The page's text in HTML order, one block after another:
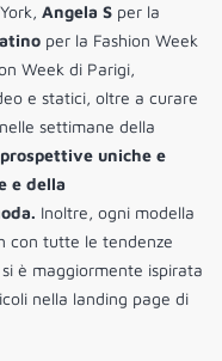
Angela S per la
per la Fashion Week
Week di Parigi,
e statici, oltre a curare
settimane della
uniche e
e della
Inoltre, ogni modella
con tutte le tendenze
è maggiormente ispirata
nella landing page di